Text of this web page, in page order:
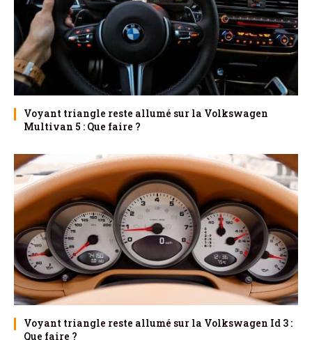
Voyant triangle reste allumé sur la Volkswagen
Multivan 5 : Que faire ?
Voyant triangle reste allumé sur la Volkswagen Id 3 :
Que faire ?